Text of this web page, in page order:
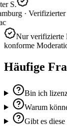
S.
· Verifizierter
Nur verifizierte
konforme
Häufige
Bin ich
Warum
Gibt es